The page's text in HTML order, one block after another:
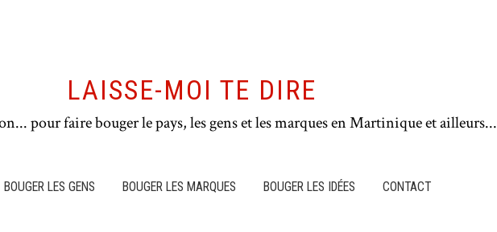
LAISSE-MOI TE DIRE
pour faire bouger le pays, les gens et les marques en Martinique et ailleurs...
BOUGER LES GENS BOUGER LES MARQUES BOUGER LES IDÉES CONTACT